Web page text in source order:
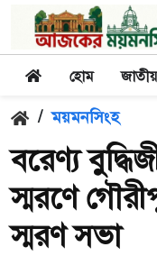
হোম জাতীয়
/ ময়মনসিংহ
বরেণ্য
স্মরণে
স্মরণ সভা